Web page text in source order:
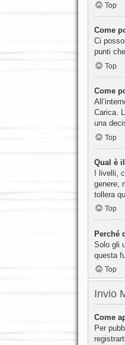
Top
Come
Ci
punti
Top
Come
Carica.
una
Top
Qual è
I livelli,
genere,
tollera
Top
Perché
Solo gli
questa
Top
Invio
Come
Per